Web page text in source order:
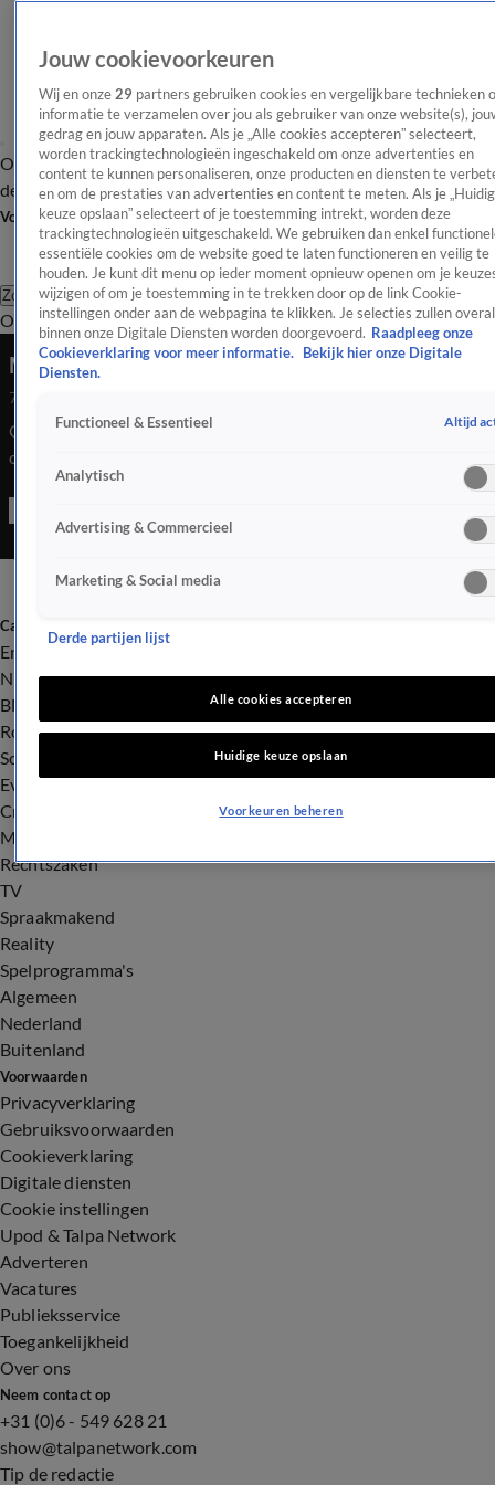
OverzichtAfleveringen Entertainment TV Algemeen
Tip
de redactieNieuwsbrief
Volg Shownieuws
Zoeken
OverzichtEntertainmentSpraakmakendRealityCrimeVideo's
Martien Meiland splitst pension Code Rose op
7 juli 2026, 21:03
Code Rose, het pension van de familie Meiland, wordt
opgesplitst in twee woningen. Thom Goderie vertelt over zijn
gesprek met Martien over het pand.
Categorieën
Entertainment
Nieuws
BN'ers
Royalty
Songfestival
Evenementen
Crime
Misdaad
Rechtszaken
TV
Spraakmakend
Reality
Spelprogramma's
Algemeen
Nederland
Buitenland
Voorwaarden
Privacyverklaring
Gebruiksvoorwaarden
Cookieverklaring
Digitale diensten
Cookie instellingen
Upod & Talpa Network
Adverteren
Vacatures
Publieksservice
Toegankelijkheid
Over ons
Neem contact op
+31 (0)6 - 549 628 21
show@talpanetwork.com
Tip de redactie
Jouw cookievoorkeuren
Wij en onze 29 partners gebruiken cookies en vergelijkbare technieken
informatie te verzamelen over jou als gebruiker van onze website(s),
gedrag en jouw apparaten. Als je „Alle cookies accepteren” selecteert,
worden trackingtechnologieën ingeschakeld om onze advertenties en
content te kunnen personaliseren, onze producten en diensten te
en om de prestaties van advertenties en content te meten. Als je
keuze opslaan” selecteert of je toestemming intrekt, worden deze
trackingtechnologieën uitgeschakeld. We gebruiken dan enkel
essentiële cookies om de website goed te laten functioneren en veilig te
houden. Je kunt dit menu op ieder moment opnieuw openen om je
wijzigen of om je toestemming in te trekken door op de link Cookie-
instellingen onder aan de webpagina te klikken. Je selecties zullen overal
binnen onze Digitale Diensten worden doorgevoerd. Raadpleeg onze
Cookieverklaring voor meer informatie.
Bekijk hier onze Digitale
Diensten.
Functioneel & Essentieel Altijd
Analytisch
Advertising & Commercieel
Marketing & Social media
Derde partijen lijst
Alle cookies accepteren
Huidige keuze opslaan
Voorkeuren beheren